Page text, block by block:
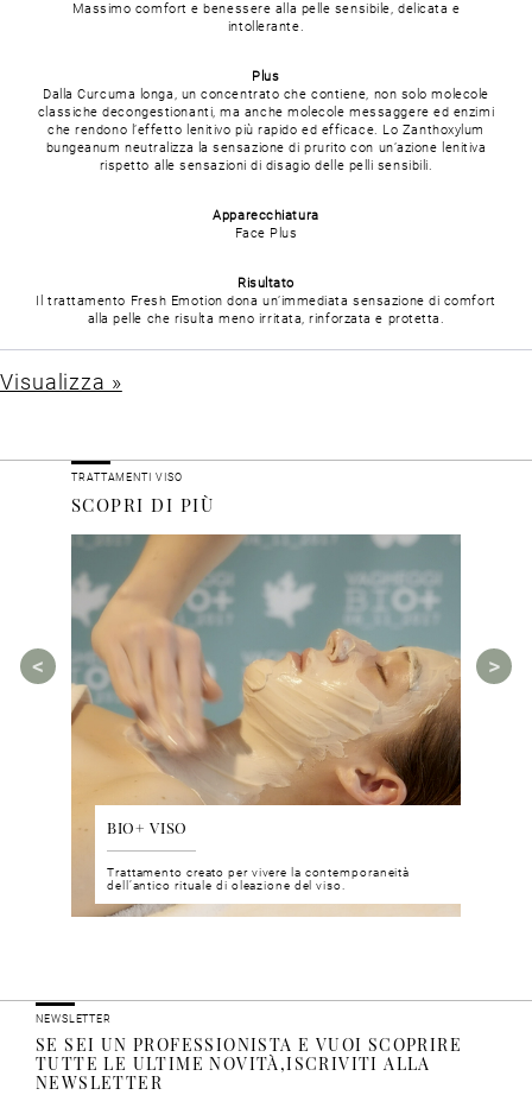
Massimo comfort e benessere alla pelle sensibile, delicata e
intollerante.
Plus
Dalla Curcuma longa, un concentrato che contiene, non solo molecole
classiche decongestionanti, ma anche molecole messaggere ed enzimi
che rendono l’effetto lenitivo più rapido ed efficace. Lo Zanthoxylum
bungeanum neutralizza la sensazione di prurito con un’azione lenitiva
rispetto alle sensazioni di disagio delle pelli sensibili.
Apparecchiatura
Face Plus
Risultato
Il trattamento Fresh Emotion dona un’immediata sensazione di comfort
alla pelle che risulta meno irritata, rinforzata e protetta.
Visualizza »
TRATTAMENTI VISO
SCOPRI DI PIÙ
BIO+ VISO
Trattamento creato per vivere la contemporaneità
dell’antico rituale di oleazione del viso.
NEWSLETTER
SE SEI UN PROFESSIONISTA E VUOI SCOPRIRE
TUTTE LE ULTIME NOVITÀ,ISCRIVITI ALLA
NEWSLETTER